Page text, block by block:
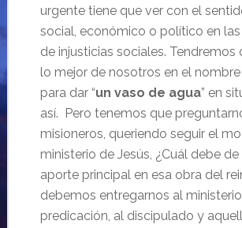
urgente tiene que ver con el
social, económico o político en
de injusticias sociales. Tendremos
lo mejor de nosotros en el nombre
para dar “un vaso de agua” en
así. Pero tenemos que
misioneros, queriendo seguir el
ministerio de Jesús, ¿Cuál debe
aporte principal en esa obra del
debemos entregarnos al
predicación, al discipulado y